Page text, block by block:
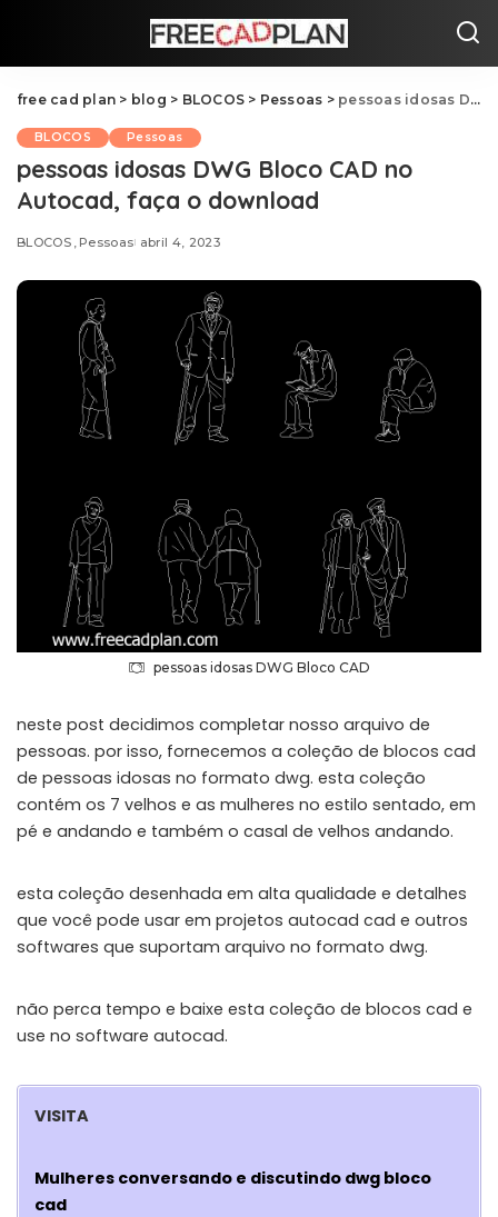
free cad plan > blog > BLOCOS > Pessoas > pessoas idosas DWG Bloco CAD no Autocad, faça o download
BLOCOS Pessoas
pessoas idosas DWG Bloco CAD no
Autocad, faça o download
BLOCOS Pessoas abril 4, 2023
pessoas idosas DWG Bloco CAD
neste post decidimos completar nosso arquivo de
pessoas. por isso, fornecemos a coleção de blocos cad
de pessoas idosas no formato dwg. esta coleção
contém os 7 velhos e as mulheres no estilo sentado, em
pé e andando e também o casal de velhos andando.
esta coleção desenhada em alta qualidade e detalhes
que você pode usar em projetos autocad cad e outros
softwares que suportam arquivo no formato dwg.
não perca tempo e baixe esta coleção de blocos cad e
use no software autocad.
VISITA
Mulheres conversando e discutindo dwg bloco
cad